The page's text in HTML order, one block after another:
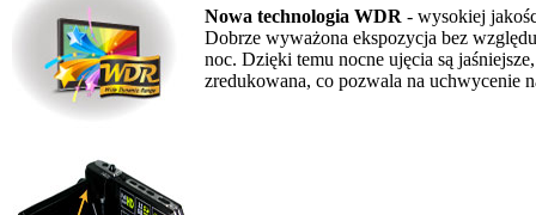
Nowa technologia WDR - wysokiej
Dobrze wyważona ekspozycja bez
noc. Dzięki temu nocne ujęcia są
zredukowana, co pozwala na uchwycenie